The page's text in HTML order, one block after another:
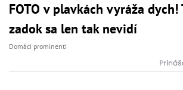
FOTO v plavkách vyráža dych!
zadok sa len tak nevidí
Domáci prominenti